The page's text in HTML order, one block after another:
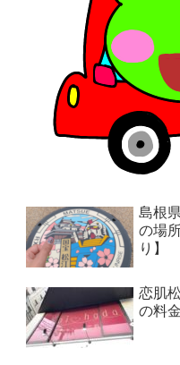
島根
の場
り】
恋肌
の料